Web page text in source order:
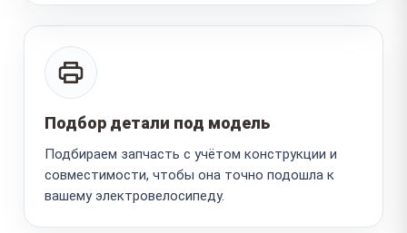
Подбор детали под модель
Подбираем запчасть с учётом конструкции и
совместимости, чтобы она точно подошла к
вашему электровелосипеду.